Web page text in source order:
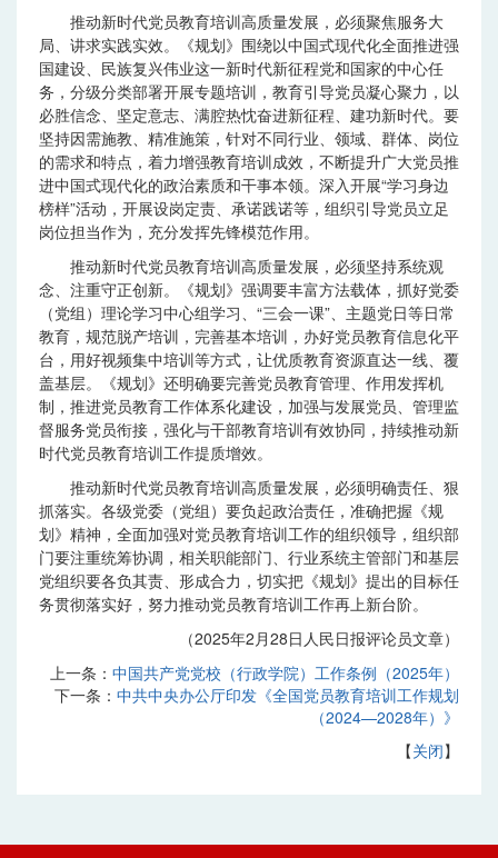
推动新时代党员教育培训高质量发展，必须聚焦服务大
局、讲求实践实效。《规划》围绕以中国式现代化全面推进强
国建设、民族复兴伟业这一新时代新征程党和国家的中心任
务，分级分类部署开展专题培训，教育引导党员凝心聚力，以
必胜信念、坚定意志、满腔热忱奋进新征程、建功新时代。要
坚持因需施教、精准施策，针对不同行业、领域、群体、岗位
的需求和特点，着力增强教育培训成效，不断提升广大党员推
进中国式现代化的政治素质和干事本领。深入开展“学习身边
榜样”活动，开展设岗定责、承诺践诺等，组织引导党员立足
岗位担当作为，充分发挥先锋模范作用。
推动新时代党员教育培训高质量发展，必须坚持系统观
念、注重守正创新。《规划》强调要丰富方法载体，抓好党委
（党组）理论学习中心组学习、“三会一课”、主题党日等日常
教育，规范脱产培训，完善基本培训，办好党员教育信息化平
台，用好视频集中培训等方式，让优质教育资源直达一线、覆
盖基层。《规划》还明确要完善党员教育管理、作用发挥机
制，推进党员教育工作体系化建设，加强与发展党员、管理监
督服务党员衔接，强化与干部教育培训有效协同，持续推动新
时代党员教育培训工作提质增效。
推动新时代党员教育培训高质量发展，必须明确责任、狠
抓落实。各级党委（党组）要负起政治责任，准确把握《规
划》精神，全面加强对党员教育培训工作的组织领导，组织部
门要注重统筹协调，相关职能部门、行业系统主管部门和基层
党组织要各负其责、形成合力，切实把《规划》提出的目标任
务贯彻落实好，努力推动党员教育培训工作再上新台阶。
（2025年2月28日人民日报评论员文章）
上一条： 中国共产党党校（行政学院）工作条例（2025年）
下一条： 中共中央办公厅印发《全国党员教育培训工作规划
（2024—2028年）》
【关闭】